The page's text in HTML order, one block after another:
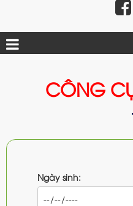
CÔNG
Ngày sinh: